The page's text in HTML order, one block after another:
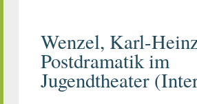
Wenzel, Karl-
Postdramatik im
Jugendtheater